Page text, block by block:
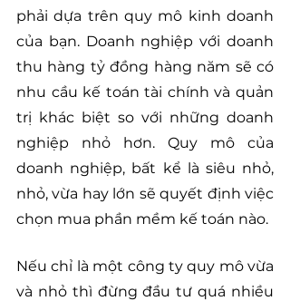
phải dựa trên quy mô kinh doanh
của bạn. Doanh nghiệp với doanh
thu hàng tỷ đồng hàng năm sẽ có
nhu cầu kế toán tài chính và quản
trị khác biệt so với những doanh
nghiệp nhỏ hơn. Quy mô của
doanh nghiệp, bất kể là siêu nhỏ,
nhỏ, vừa hay lớn sẽ quyết định việc
chọn mua phần mềm kế toán nào.
Nếu chỉ là một công ty quy mô vừa
và nhỏ thì đừng đầu tư quá nhiều